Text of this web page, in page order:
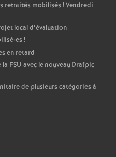
retraités mobilisés ! Vendredi
local d’évaluation
es !
en retard
FSU avec le nouveau Drafpic
de plusieurs catégories à